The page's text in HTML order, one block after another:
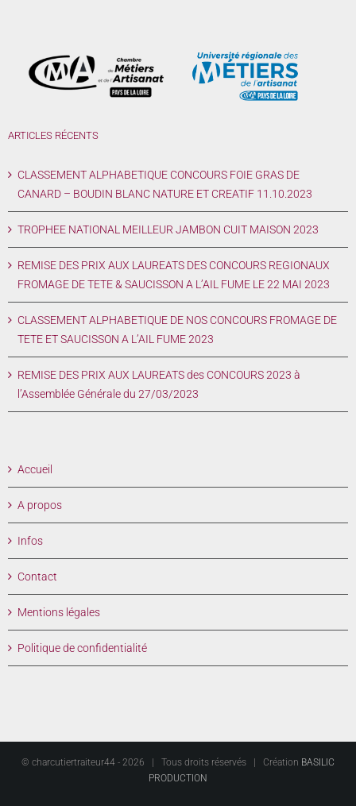
ARTICLES RÉCENTS
CLASSEMENT ALPHABETIQUE CONCOURS FOIE GRAS DE
CANARD – BOUDIN BLANC NATURE ET CREATIF 11.10.2023
TROPHEE NATIONAL MEILLEUR JAMBON CUIT MAISON 2023
REMISE DES PRIX AUX LAUREATS DES CONCOURS REGIONAUX
FROMAGE DE TETE & SAUCISSON A L’AIL FUME LE 22 MAI 2023
CLASSEMENT ALPHABETIQUE DE NOS CONCOURS FROMAGE DE
TETE ET SAUCISSON A L’AIL FUME 2023
REMISE DES PRIX AUX LAUREATS des CONCOURS 2023 à
l’Assemblée Générale du 27/03/2023
Accueil
A propos
Infos
Contact
Mentions légales
Politique de confidentialité
© charcutiertraiteur44 - 2026 | Tous droits réservés | Création BASILIC
PRODUCTION